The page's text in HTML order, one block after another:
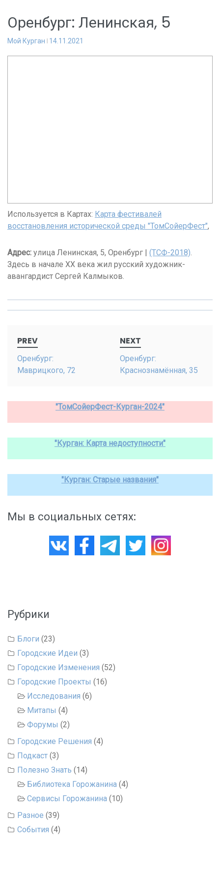
Оренбург: Ленинская, 5
Мой Курган 14.11.2021
Используется в Картах: Карта фестивалей
восстановления исторической среды "ТомСойерФест",
Адрес: улица Ленинская, 5, Оренбург | (ТСФ-2018).
Здесь в начале XX века жил русский художник-
авангардист Сергей Калмыков.
navigation
PREV
Оренбург:
Маврицкого, 72
NEXT
Оренбург:
Краснознамённая, 35
"ТомСойерФест-Курган-2024"
"Курган: Карта недоступности"
"Курган: Старые названия"
Мы в социальных сетях:
Рубрики
Блоги (23)
Городские Идеи (3)
Городские Изменения (52)
Городские Проекты (16)
Исследования (6)
Митапы (4)
Форумы (2)
Городские Решения (4)
Подкаст (3)
Полезно Знать (14)
Библиотека Горожанина (4)
Сервисы Горожанина (10)
Разное (39)
События (4)